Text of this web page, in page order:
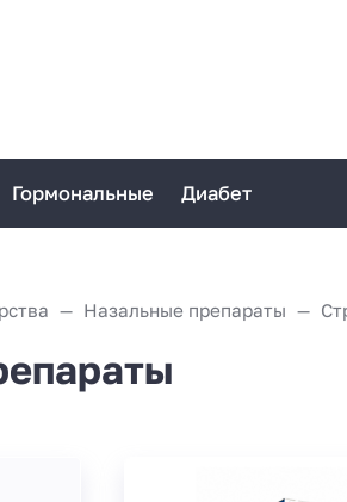
Гормональные Диабет
Назальные препараты